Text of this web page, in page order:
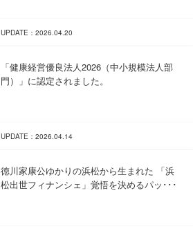
UPDATE：2026.04.20
「健康経営優良法人2026（中小規模法人部
門）」に認定されました。
UPDATE：2026.04.14
徳川家康公ゆかりの浜松から生まれた 「浜
松出世フィナンシェ」覚悟を決めるパッ･･･